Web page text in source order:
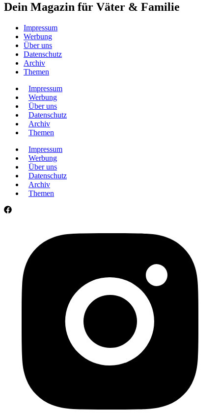
Dein Magazin für Väter & Familie
Impressum
Werbung
Über uns
Datenschutz
Archiv
Themen
Impressum
Werbung
Über uns
Datenschutz
Archiv
Themen
Impressum
Werbung
Über uns
Datenschutz
Archiv
Themen